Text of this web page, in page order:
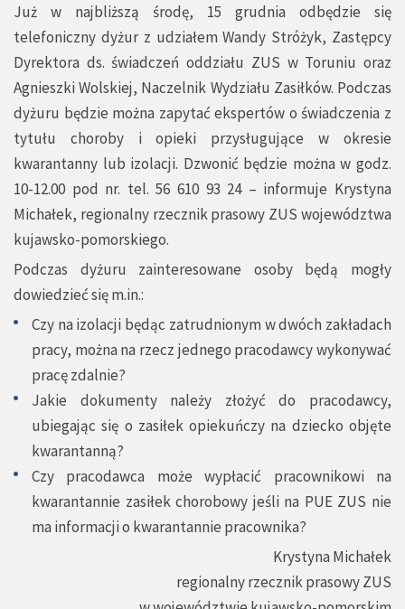
Już w najbliższą środę, 15 grudnia odbędzie się
telefoniczny dyżur z udziałem Wandy Stróżyk, Zastępcy
Dyrektora ds. świadczeń oddziału ZUS w Toruniu oraz
Agnieszki Wolskiej, Naczelnik Wydziału Zasiłków. Podczas
dyżuru będzie można zapytać ekspertów o świadczenia z
tytułu choroby i opieki przysługujące w okresie
kwarantanny lub izolacji. Dzwonić będzie można w godz.
10-12.00 pod nr. tel. 56 610 93 24 – informuje Krystyna
Michałek, regionalny rzecznik prasowy ZUS województwa
kujawsko-pomorskiego.
Podczas dyżuru zainteresowane osoby będą mogły
dowiedzieć się m.in.:
Czy na izolacji będąc zatrudnionym w dwóch zakładach
pracy, można na rzecz jednego pracodawcy wykonywać
pracę zdalnie?
Jakie dokumenty należy złożyć do pracodawcy,
ubiegając się o zasiłek opiekuńczy na dziecko objęte
kwarantanną?
Czy pracodawca może wypłacić pracownikowi na
kwarantannie zasiłek chorobowy jeśli na PUE ZUS nie
ma informacji o kwarantannie pracownika?
Krystyna Michałek
regionalny rzecznik prasowy ZUS